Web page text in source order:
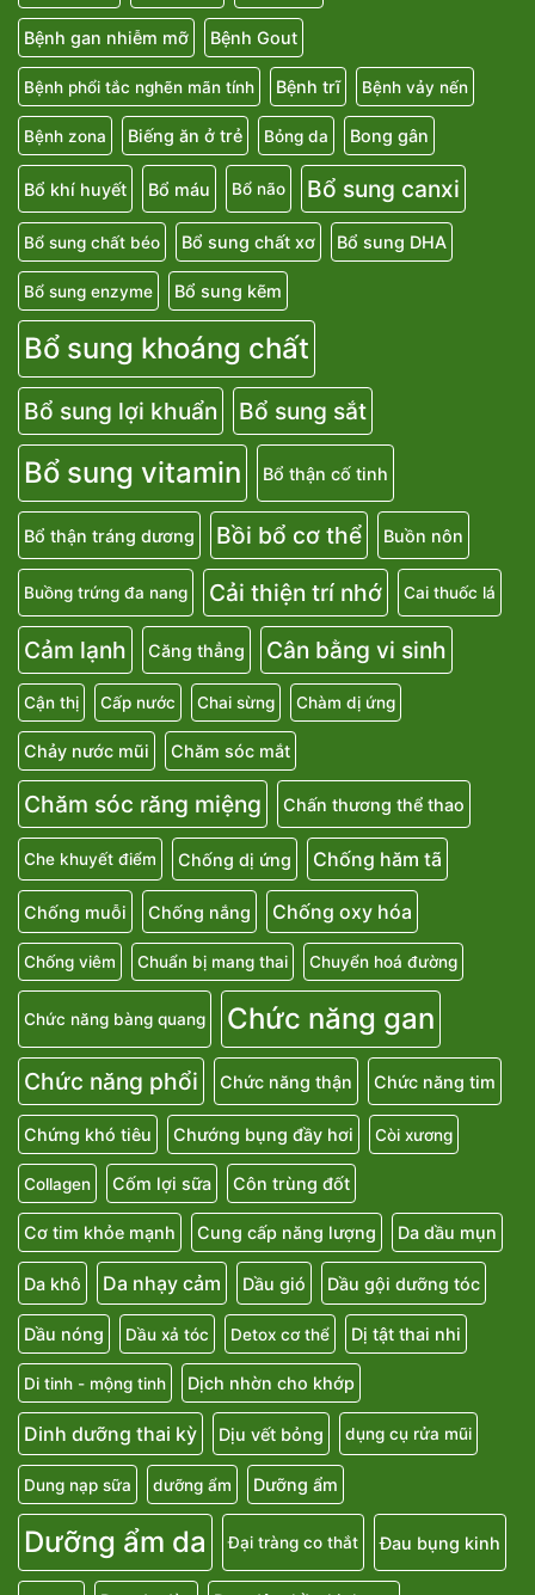
Bệnh gan nhiễm mỡ Bệnh Gout
Bệnh phổi tắc nghẽn mãn tính Bệnh trĩ Bệnh vảy nến
Bệnh zona Biếng ăn ở trẻ Bỏng da Bong gân
Bổ khí huyết Bổ máu Bổ não Bổ sung canxi
Bổ sung chất béo Bổ sung chất xơ Bổ sung DHA
Bổ sung enzyme Bổ sung kẽm
Bổ sung khoáng chất
Bổ sung lợi khuẩn Bổ sung sắt
Bổ sung vitamin Bổ thận cố tinh
Bổ thận tráng dương Bồi bổ cơ thể Buồn nôn
Buồng trứng đa nang Cải thiện trí nhớ Cai thuốc lá
Cảm lạnh Căng thẳng Cân bằng vi sinh
Cận thị Cấp nước Chai sừng Chàm dị ứng
Chảy nước mũi Chăm sóc mắt
Chăm sóc răng miệng Chấn thương thể thao
Che khuyết điểm Chống dị ứng Chống hăm tã
Chống muỗi Chống nắng Chống oxy hóa
Chống viêm Chuẩn bị mang thai Chuyển hoá đường
Chức năng bàng quang Chức năng gan
Chức năng phổi Chức năng thận Chức năng tim
Chứng khó tiêu Chướng bụng đầy hơi Còi xương
Collagen Cốm lợi sữa Côn trùng đốt
Cơ tim khỏe mạnh Cung cấp năng lượng Da dầu mụn
Da khô Da nhạy cảm Dầu gió Dầu gội dưỡng tóc
Dầu nóng Dầu xả tóc Detox cơ thể Dị tật thai nhi
Di tinh - mộng tinh Dịch nhờn cho khớp
Dinh dưỡng thai kỳ Dịu vết bỏng dụng cụ rửa mũi
Dung nạp sữa dưỡng ẩm Dưỡng ẩm
Dưỡng ẩm da Đại tràng co thắt Đau bụng kinh